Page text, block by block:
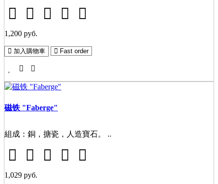
1,200 руб.
加入購物車 Fast order
磁铁 "Faberge"
組成：銅，搪瓷，人造寶石。 ..
1,029 руб.